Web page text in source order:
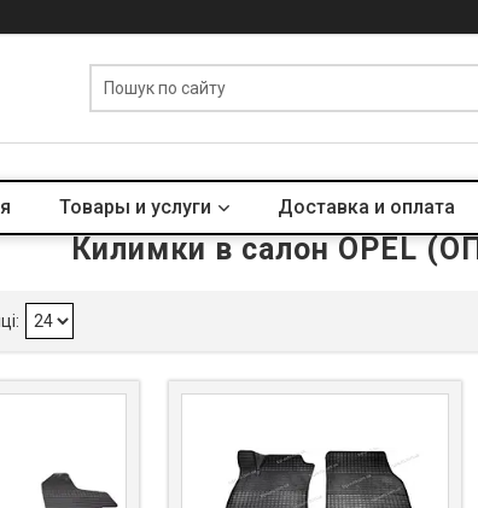
Товары и услуги Доставка и оплата
Килимки в салон OPEL